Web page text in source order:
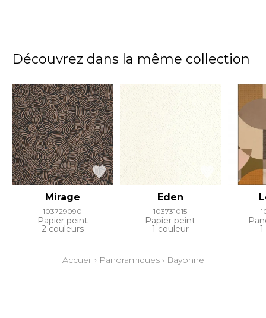
Découvrez dans la même collection
Mirage
103729090
Papier peint
2 couleurs
Eden
103731015
Papier peint
1 couleur
Accueil › Panoramiques› Bayonne